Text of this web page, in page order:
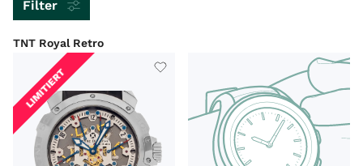
Filter
TNT Royal Retro
ARTIKELART MARKE MODEL
LIEFERZEIT ZUSTAND WERK
LIMITIERT